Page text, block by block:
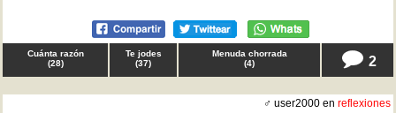
Cuánta razón
(28)
Te jodes
(37)
Menuda chorrada
(4) 2
♂ user2000 en reflexiones